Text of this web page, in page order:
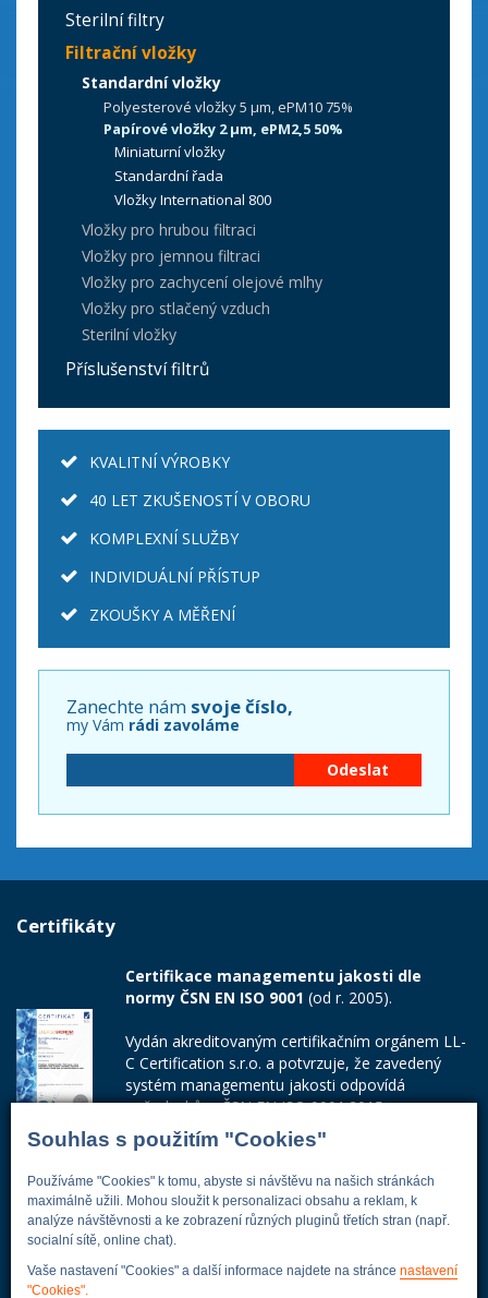
Souhlas s použitím "Cookies"
Používáme "Cookies" k tomu, abyste si návštěvu na našich stránkách
maximálně užili. Mohou sloužit k personalizaci obsahu a reklam, k
analýze návštěvnosti a ke zobrazení různých pluginů třetích stran (např.
socialní sítě, online chat).
Vaše nastavení "Cookies" a další informace najdete na stránce nastavení
"Cookies".
Sterilní filtry
Filtrační vložky
Standardní vložky
Polyesterové vložky 5 µm, ePM10 75%
Papírové vložky 2 µm, ePM2,5 50%
Miniaturní vložky
Standardní řada
Vložky International 800
Vložky pro hrubou filtraci
Vložky pro jemnou filtraci
Vložky pro zachycení olejové mlhy
Vložky pro stlačený vzduch
Sterilní vložky
Příslušenství filtrů
KVALITNÍ VÝROBKY
40 LET ZKUŠENOSTÍ V OBORU
KOMPLEXNÍ SLUŽBY
INDIVIDUÁLNÍ PŘÍSTUP
ZKOUŠKY A MĚŘENÍ
Zanechte nám svoje číslo,
my Vám rádi zavoláme
Certifikáty
Certifikace managementu jakosti dle
normy ČSN EN ISO 9001 (od r. 2005).
Vydán akreditovaným certifikačním orgánem LL-
C Certification s.r.o. a potvrzuje, že zavedený
systém managementu jakosti odpovídá
požadavkům ČSN EN ISO 9001:2015.
Číslo certifikátu: 42014103
Adresa firmy
Energoekonom